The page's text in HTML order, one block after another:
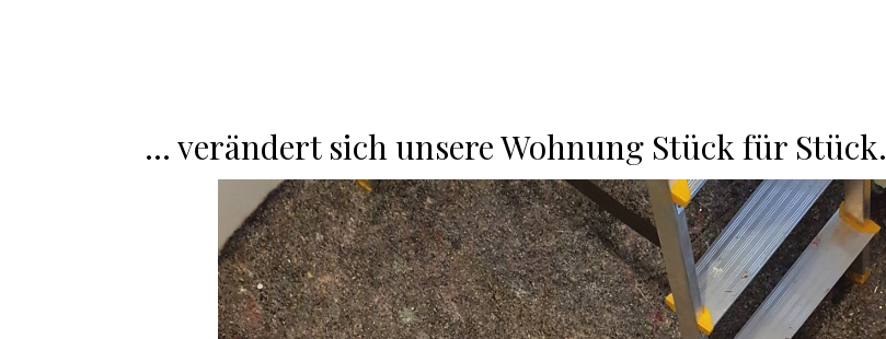
… verändert sich unsere Wohnung Stück für Stück.